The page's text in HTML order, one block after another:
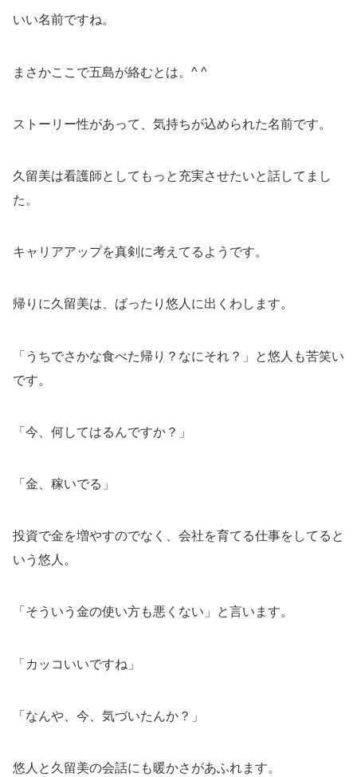
いい名前ですね。
まさかここで五島が絡むとは。^ ^
ストーリー性があって、気持ちが込められた名前です。
久留美は看護師としてもっと充実させたいと話してまし
た。
キャリアアップを真剣に考えてるようです。
帰りに久留美は、ばったり悠人に出くわします。
「うちでさかな食べた帰り？なにそれ？」と悠人も苦笑い
です。
「今、何してはるんですか？」
「金、稼いでる」
投資で金を増やすのでなく、会社を育てる仕事をしてると
いう悠人。
「そういう金の使い方も悪くない」と言います。
「カッコいいですね」
「なんや、今、気づいたんか？」
悠人と久留美の会話にも暖かさがあふれます。